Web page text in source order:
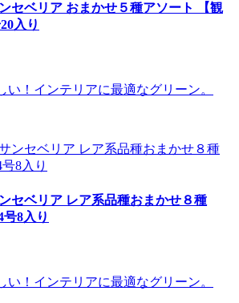
ンセベリア おまかせ５種アソート 【観
入り
い！インテリアに最適なグリーン。
ンセベリア レア系品種おまかせ８種
号8入り
い！インテリアに最適なグリーン。